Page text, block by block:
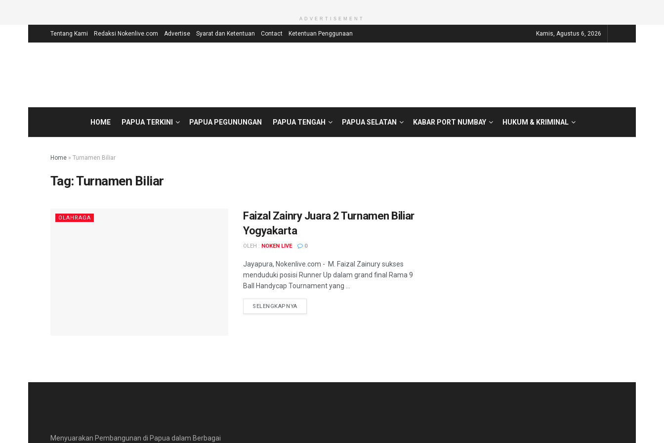
ADVERTISEMENT
Tentang Kami Redaksi Nokenlive.com Advertise Syarat dan Ketentuan Contact Ketentuan Penggunaan Kamis, Agustus 6, 2026
HOME PAPUA TERKINI PAPUA PEGUNUNGAN PAPUA TENGAH PAPUA SELATAN KABAR PORT NUMBAY HUKUM & KRIMINAL
Home » Turnamen Biliar
Tag:Turnamen Biliar
OLAHRAGA
Faizal Zainry Juara 2 Turnamen Biliar
Yogyakarta
OLEH : NOKEN LIVE 0
Jayapura, Nokenlive.com - M. Faizal Zainury sukses
menduduki posisi Runner Up dalam grand final Rama 9
Ball Handycap Tournament yang ...
SELENGKAPNYADETAILS
Menyuarakan Pembangunan di Papua dalam Berbagai